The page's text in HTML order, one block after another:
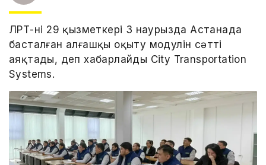
ЛРТ-нің 29 қызметкері 3 наурызда Астанада
басталған алғашқы оқыту модулін сәтті
аяқтады, деп хабарлайды City Transportation
Systems.